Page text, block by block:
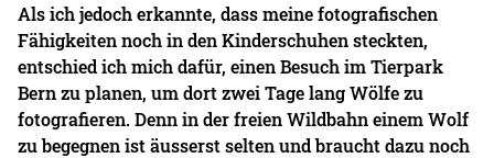
Als ich jedoch erkannte, dass meine fotografischen
Fähigkeiten noch in den Kinderschuhen steckten,
entschied ich mich dafür, einen Besuch im Tierpark
Bern zu planen, um dort zwei Tage lang Wölfe zu
fotografieren. Denn in der freien Wildbahn einem Wolf
zu begegnen ist äusserst selten und braucht dazu noch